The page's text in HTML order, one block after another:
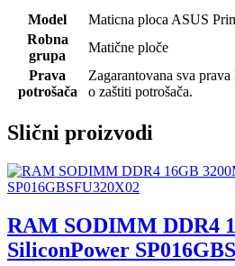
Model
Maticna ploca ASUS
Robna
grupa
Matične ploče
Prava
potrošača
Zagarantovana sva
o zaštiti potrošača.
Slični proizvodi
RAM SODIMM DDR4
SiliconPower